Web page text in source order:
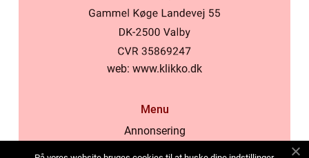
web: www.klikko.dk
Menu
Annonsering